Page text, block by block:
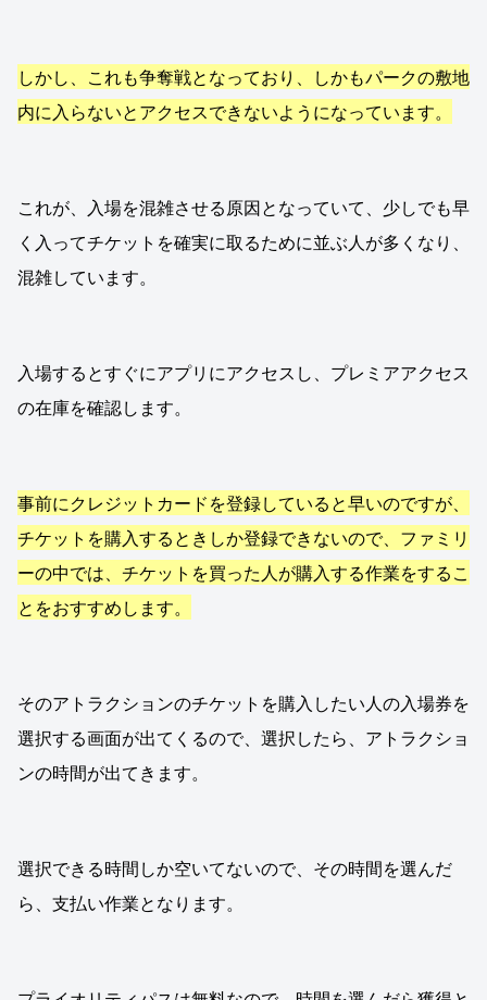
しかし、これも争奪戦となっており、しかもパークの敷地
内に入らないとアクセスできないようになっています。
これが、入場を混雑させる原因となっていて、少しでも早
く入ってチケットを確実に取るために並ぶ人が多くなり、
混雑しています。
入場するとすぐにアプリにアクセスし、プレミアアクセス
の在庫を確認します。
事前にクレジットカードを登録していると早いのですが、
チケットを購入するときしか登録できないので、ファミリ
ーの中では、チケットを買った人が購入する作業をするこ
とをおすすめします。
そのアトラクションのチケットを購入したい人の入場券を
選択する画面が出てくるので、選択したら、アトラクショ
ンの時間が出てきます。
選択できる時間しか空いてないので、その時間を選んだ
ら、支払い作業となります。